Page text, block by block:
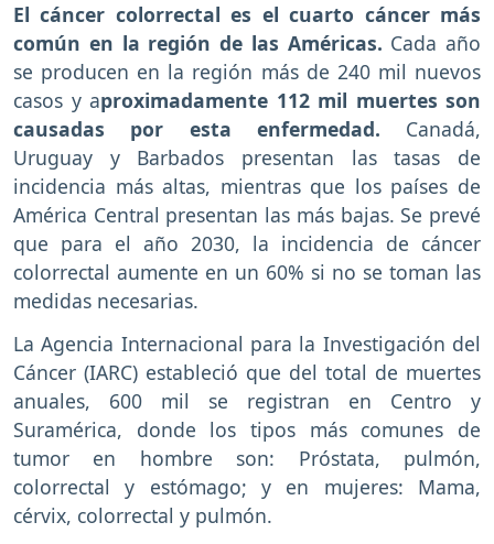
El cáncer colorrectal es el cuarto cáncer más
común en la región de las Américas. Cada año
se producen en la región más de 240 mil nuevos
casos y aproximadamente 112 mil muertes son
causadas por esta enfermedad. Canadá,
Uruguay y Barbados presentan las tasas de
incidencia más altas, mientras que los países de
América Central presentan las más bajas. Se prevé
que para el año 2030, la incidencia de cáncer
colorrectal aumente en un 60% si no se toman las
medidas necesarias.
La Agencia Internacional para la Investigación del
Cáncer (IARC) estableció que del total de muertes
anuales, 600 mil se registran en Centro y
Suramérica, donde los tipos más comunes de
tumor en hombre son: Próstata, pulmón,
colorrectal y estómago; y en mujeres: Mama,
cérvix, colorrectal y pulmón.